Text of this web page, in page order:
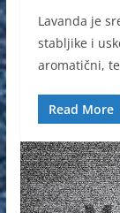
Lavanda je
stabljike i
aromatični,
Read More